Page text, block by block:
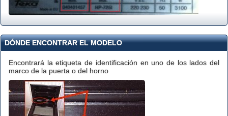
DÓNDE ENCONTRAR EL MODELO
Encontrará la etiqueta de identificación en uno de los lados del
marco de la puerta o del horno